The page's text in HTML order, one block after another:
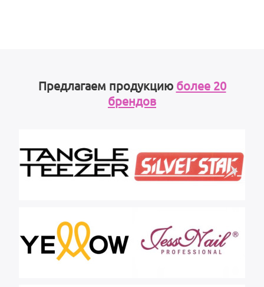
Предлагаем продукцию более 20
брендов